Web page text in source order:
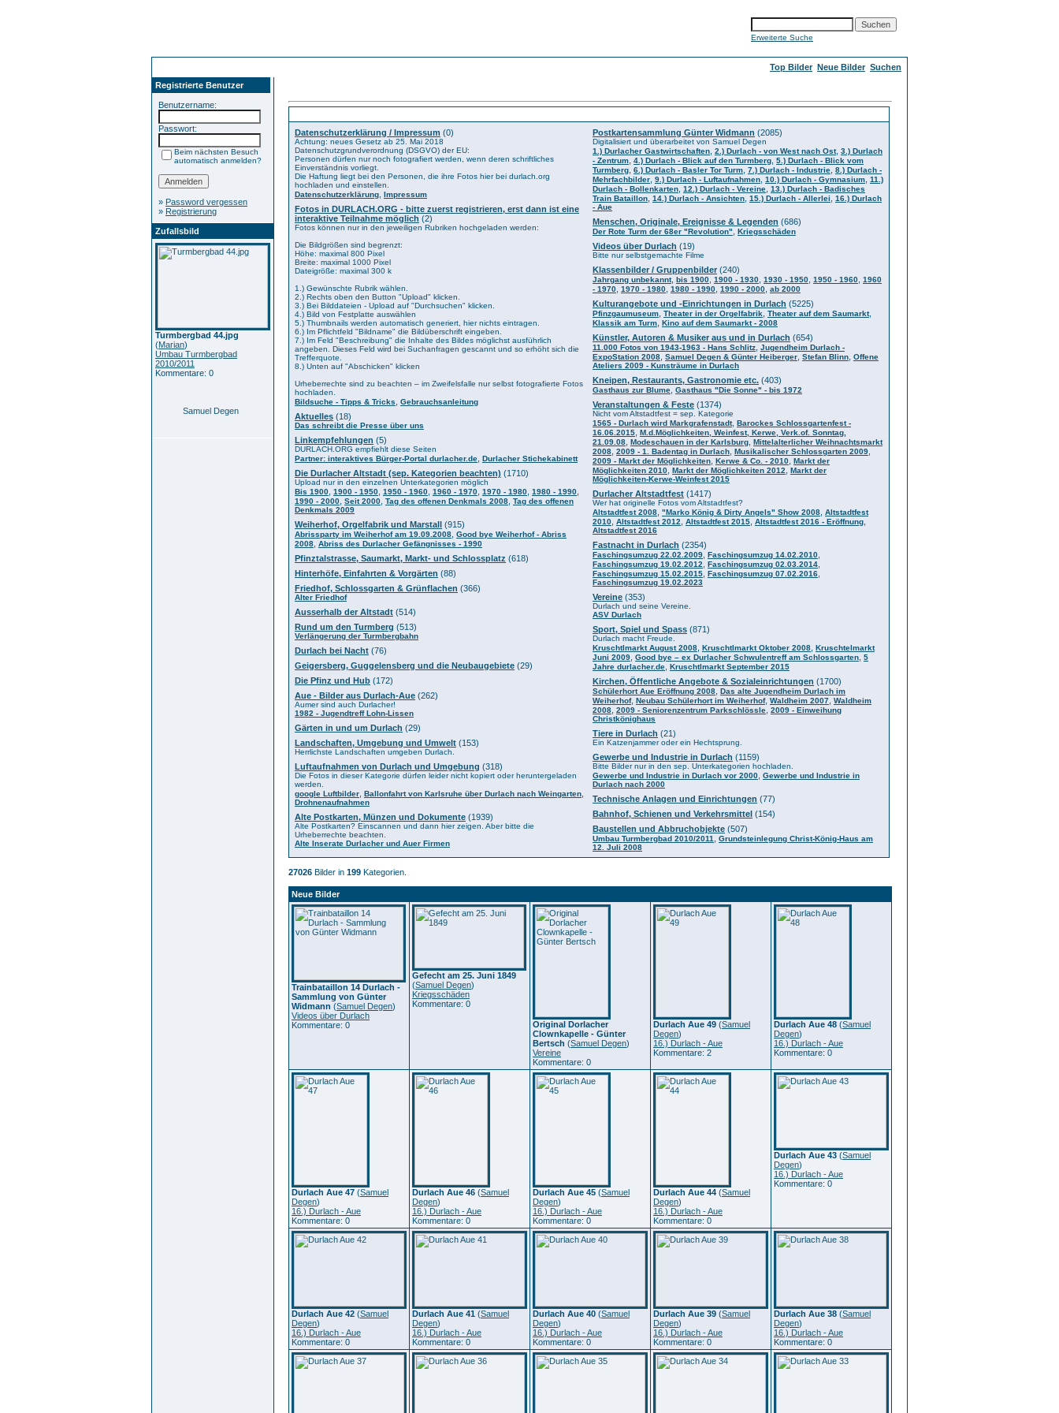
Erweiterte Suche
Top Bilder Neue Bilder Suchen
Registrierte Benutzer
Benutzername:
Passwort:
Beim nächsten Besuch
automatisch anmelden?
» Password vergessen
» Registrierung
Zufallsbild
Turmbergbad 44.jpg
(Marian)
Umbau Turmbergbad
2010/2011
Kommentare: 0
Samuel Degen
Datenschutzerklärung / Impressum (0)
Achtung: neues Gesetz ab 25. Mai 2018
Datenschutzgrundverordnung (DSGVO) der EU:
Personen dürfen nur noch fotografiert werden, wenn deren schriftliches
Einverständnis vorliegt.
Die Haftung liegt bei den Personen, die ihre Fotos hier bei durlach.org
hochladen und einstellen.
Datenschutzerklärung Impressum
Fotos in DURLACH.ORG - bitte zuerst registrieren, erst dann ist eine
interaktive Teilnahme möglich (2)
Fotos können nur in den jeweiligen Rubriken hochgeladen werden:
Die Bildgrößen sind begrenzt:
Höhe: maximal 800 Pixel
Breite: maximal 1000 Pixel
Dateigröße: maximal 300 k
1.) Gewünschte Rubrik wählen.
2.) Rechts oben den Button "Upload" klicken.
3.) Bei Bilddateien - Upload auf "Durchsuchen" klicken.
4.) Bild von Festplatte auswählen
5.) Thumbnails werden automatisch generiert, hier nichts eintragen.
6.) Im Pflichtfeld "Bildname" die Bildüberschrift eingeben.
7.) Im Feld "Beschreibung" die Inhalte des Bildes möglichst ausführlich
angeben. Dieses Feld wird bei Suchanfragen gescannt und so erhöht sich die
Trefferquote.
8.) Unten auf "Abschicken" klicken
Urheberrechte sind zu beachten – im Zweifelsfalle nur selbst fotografierte Fotos
hochladen.
Bildsuche - Tipps & Tricks
Gebrauchsanleitung
Aktuelles (18)
Das schreibt die Presse über uns
Linkempfehlungen (5)
DURLACH.ORG empfiehlt diese Seiten
Partner: interaktives Bürger-Portal durlacher.de Durlacher Stichekabinett
Die Durlacher Altstadt (sep. Kategorien beachten) (1710)
Upload nur in den einzelnen Unterkategorien möglich
Bis 1900 1900 - 1950 1950 - 1960 1960 - 1970 1970 - 1980 1980 - 1990
1990 - 2000 Seit 2000 Tag des offenen Denkmals 2008 Tag des offenen
Denkmals 2009
Weiherhof, Orgelfabrik und Marstall (915)
Abrissparty im Weiherhof am 19.09.2008 Good bye Weiherhof - Abriss
2008 Abriss des Durlacher Gefängnisses - 1990
Pfinztalstrasse, Saumarkt, Markt- und Schlossplatz (618)
Hinterhöfe, Einfahrten & Vorgärten (88)
Friedhof, Schlossgarten & Grünflachen (366)
Alter Friedhof
Ausserhalb der Altstadt (514)
Rund um den Turmberg (513)
Verlängerung der Turmbergbahn
Durlach bei Nacht (76)
Geigersberg, Guggelensberg und die Neubaugebiete (29)
Die Pfinz und Hub (172)
Aue - Bilder aus Durlach-Aue (262)
Aumer sind auch Durlacher!
1982 - Jugendtreff Lohn-Lissen
Gärten in und um Durlach (29)
Landschaften, Umgebung und Umwelt (153)
Herrlichste Landschaften umgeben Durlach.
Luftaufnahmen von Durlach und Umgebung (318)
Die Fotos in dieser Kategorie dürfen leider nicht kopiert oder heruntergeladen
werden.
google Luftbilder Ballonfahrt von Karlsruhe über Durlach nach Weingarten
Drohnenaufnahmen
Alte Postkarten, Münzen und Dokumente (1939)
Alte Postkarten? Einscannen und dann hier zeigen. Aber bitte die
Urheberrechte beachten.
Alte Inserate Durlacher und Auer Firmen
Postkartensammlung Günter Widmann (2085)
Digitalisiert und überarbeitet von Samuel Degen
1.) Durlacher Gastwirtschaften 2.) Durlach - von West nach Ost, 3.) Durlach
- Zentrum 4.) Durlach - Blick auf den Turmberg 5.) Durlach - Blick vom
Turmberg 6.) Durlach - Basler Tor Turm 7.) Durlach - Industrie 8.) Durlach -
Mehrfachbilder 9.) Durlach - Luftaufnahmen 10.) Durlach - Gymnasium 11.)
Durlach - Bollenkarten 12.) Durlach - Vereine 13.) Durlach - Badisches
Train Bataillon 14.) Durlach - Ansichten 15.) Durlach - Allerlei
16.) Durlach
- Aue
Menschen, Originale, Ereignisse & Legenden (686)
Der Rote Turm der 68er "Revolution" Kriegsschäden
Videos über Durlach (19)
Bitte nur selbstgemachte Filme
Klassenbilder / Gruppenbilder (240)
Jahrgang unbekannt, bis 1900 1900 - 1930 1930 - 1950 1950 - 1960 1960
- 1970 1970 - 1980 1980 - 1990 1990 - 2000 ab 2000
Kulturangebote und -Einrichtungen in Durlach (5225)
Pfinzgaumuseum Theater in der Orgelfabrik Theater auf dem Saumarkt,
Klassik am Turm Kino auf dem Saumarkt - 2008
Künstler, Autoren & Musiker aus und in Durlach (654)
11.000 Fotos von 1943-1963 - Hans Schlitz Jugendheim Durlach -
ExpoStation 2008 Samuel Degen & Günter Heiberger Stefan Blinn Offene
Ateliers 2009 - Kunsträume in Durlach
Kneipen, Restaurants, Gastronomie etc. (403)
Gasthaus zur Blume Gasthaus "Die Sonne" - bis 1972
Veranstaltungen & Feste (1374)
Nicht vom Altstadtfest = sep. Kategorie
1565 - Durlach wird Markgrafenstadt, Barockes Schlossgartenfest -
16.06.2015 M.d.Möglichkeiten, Weinfest, Kerwe, Verk.of. Sonntag,
21.09.08 Modeschauen in der Karlsburg Mittelalterlicher Weihnachtsmarkt
2008 2009 - 1. Badentag in Durlach Musikalischer Schlossgarten 2009
2009 - Markt der Möglichkeiten Kerwe & Co. - 2010 Markt der
Möglichkeiten 2010 Markt der Möglichkeiten 2012
Markt der
Möglichkeiten-Kerwe-Weinfest 2015
Durlacher Altstadtfest (1417)
Wer hat originelle Fotos vom Altstadtfest?
Altstadtfest 2008 "Marko König & Dirty Angels" Show 2008 Altstadtfest
2010 Altstadtfest 2012 Altstadtfest 2015 Altstadtfest 2016 - Eröffnung
Altstadtfest 2016
Fastnacht in Durlach (2354)
Faschingsumzug 22.02.2009 Faschingsumzug 14.02.2010
Faschingsumzug 19.02.2012 Faschingsumzug 02.03.2014
Faschingsumzug 15.02.2015 Faschingsumzug 07.02.2016
Faschingsumzug 19.02.2023
Vereine (353)
Durlach und seine Vereine.
ASV Durlach
Sport, Spiel und Spass (871)
Durlach macht Freude.
Kruschtlmarkt August 2008 Kruschtlmarkt Oktober 2008 Kruschtelmarkt
Juni 2009 Good bye – ex Durlacher Schwulentreff am Schlossgarten 5
Jahre durlacher.de Kruschtlmarkt September 2015
Kirchen, Öffentliche Angebote & Sozialeinrichtungen (1700)
Schülerhort Aue Eröffnung 2008 Das alte Jugendheim Durlach im
Weiherhof, Neubau Schülerhort im Weiherhof, Waldheim 2007 Waldheim
2008 2009 - Seniorenzentrum Parkschlössle 2009 - Einweihung
Christkönighaus
Tiere in Durlach (21)
Ein Katzenjammer oder ein Hechtsprung.
Gewerbe und Industrie in Durlach (1159)
Bitte Bilder nur in den sep. Unterkategorien hochladen.
Gewerbe und Industrie in Durlach vor 2000 Gewerbe und Industrie in
Durlach nach 2000
Technische Anlagen und Einrichtungen (77)
Bahnhof, Schienen und Verkehrsmittel (154)
Baustellen und Abbruchobjekte (507)
Umbau Turmbergbad 2010/2011
Grundsteinlegung Christ-König-Haus am
12. Juli 2008
27026 Bilder in 199 Kategorien.
Neue Bilder
Trainbataillon 14 Durlach -
Sammlung von Günter
Widmann (Samuel Degen)
Videos über Durlach
Kommentare: 0
Gefecht am 25. Juni 1849
(Samuel Degen)
Kriegsschäden
Kommentare: 0
Original Dorlacher
Clownkapelle - Günter
Bertsch (Samuel Degen)
Vereine
Kommentare: 0
Durlach Aue 49 (Samuel
Degen)
16.) Durlach - Aue
Kommentare: 2
Durlach Aue 48 (Samuel
Degen)
16.) Durlach - Aue
Kommentare: 0
Durlach Aue 47 (Samuel
Degen)
16.) Durlach - Aue
Kommentare: 0
Durlach Aue 46 (Samuel
Degen)
16.) Durlach - Aue
Kommentare: 0
Durlach Aue 45 (Samuel
Degen)
16.) Durlach - Aue
Kommentare: 0
Durlach Aue 44 (Samuel
Degen)
16.) Durlach - Aue
Kommentare: 0
Durlach Aue 43 (Samuel
Degen)
16.) Durlach - Aue
Kommentare: 0
Durlach Aue 42 (Samuel
Degen)
16.) Durlach - Aue
Kommentare: 0
Durlach Aue 41 (Samuel
Degen)
16.) Durlach - Aue
Kommentare: 0
Durlach Aue 40 (Samuel
Degen)
16.) Durlach - Aue
Kommentare: 0
Durlach Aue 39 (Samuel
Degen)
16.) Durlach - Aue
Kommentare: 0
Durlach Aue 38 (Samuel
Degen)
16.) Durlach - Aue
Kommentare: 0